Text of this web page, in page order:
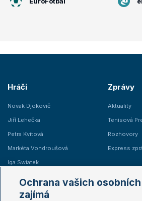
Hráči
Novak Djokovič
Jiří Lehečka
Petra Kvitová
Markéta Vondroušová
Iga Swiatek
Zprávy
Aktuality
Tenisová
Rozhovory
Express
Žebříčky
Ochrana vašich
zajímá